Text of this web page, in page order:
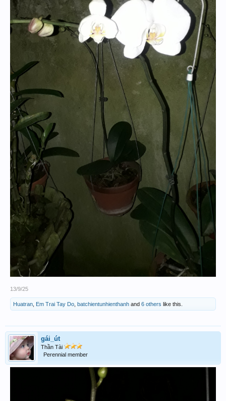
13/9/25
Huatran Em Trai Tay Do batchientunhienthanh and 6 others like this.
gái_út
Thần Tài
Perennial member